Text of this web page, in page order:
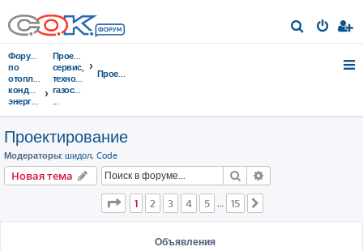
о
Форумы
по
отоплению,
кондиционированию,
энергосбережению
Проектирование,
сервис,
тeхнорматив,
газоснабжение
...
Проектирование
Проектирование
Модераторы: шидол, Code
Новая тема Поиск
Страница из 15
1 2 3 4 5 15
Объявления